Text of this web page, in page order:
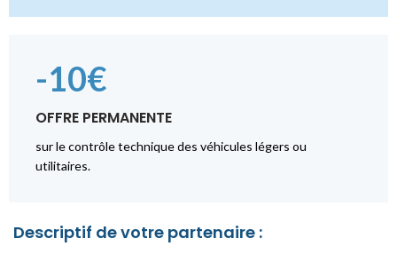
-10€
OFFRE PERMANENTE
sur le contrôle technique des véhicules légers ou
utilitaires.
Descriptif de votre partenaire :